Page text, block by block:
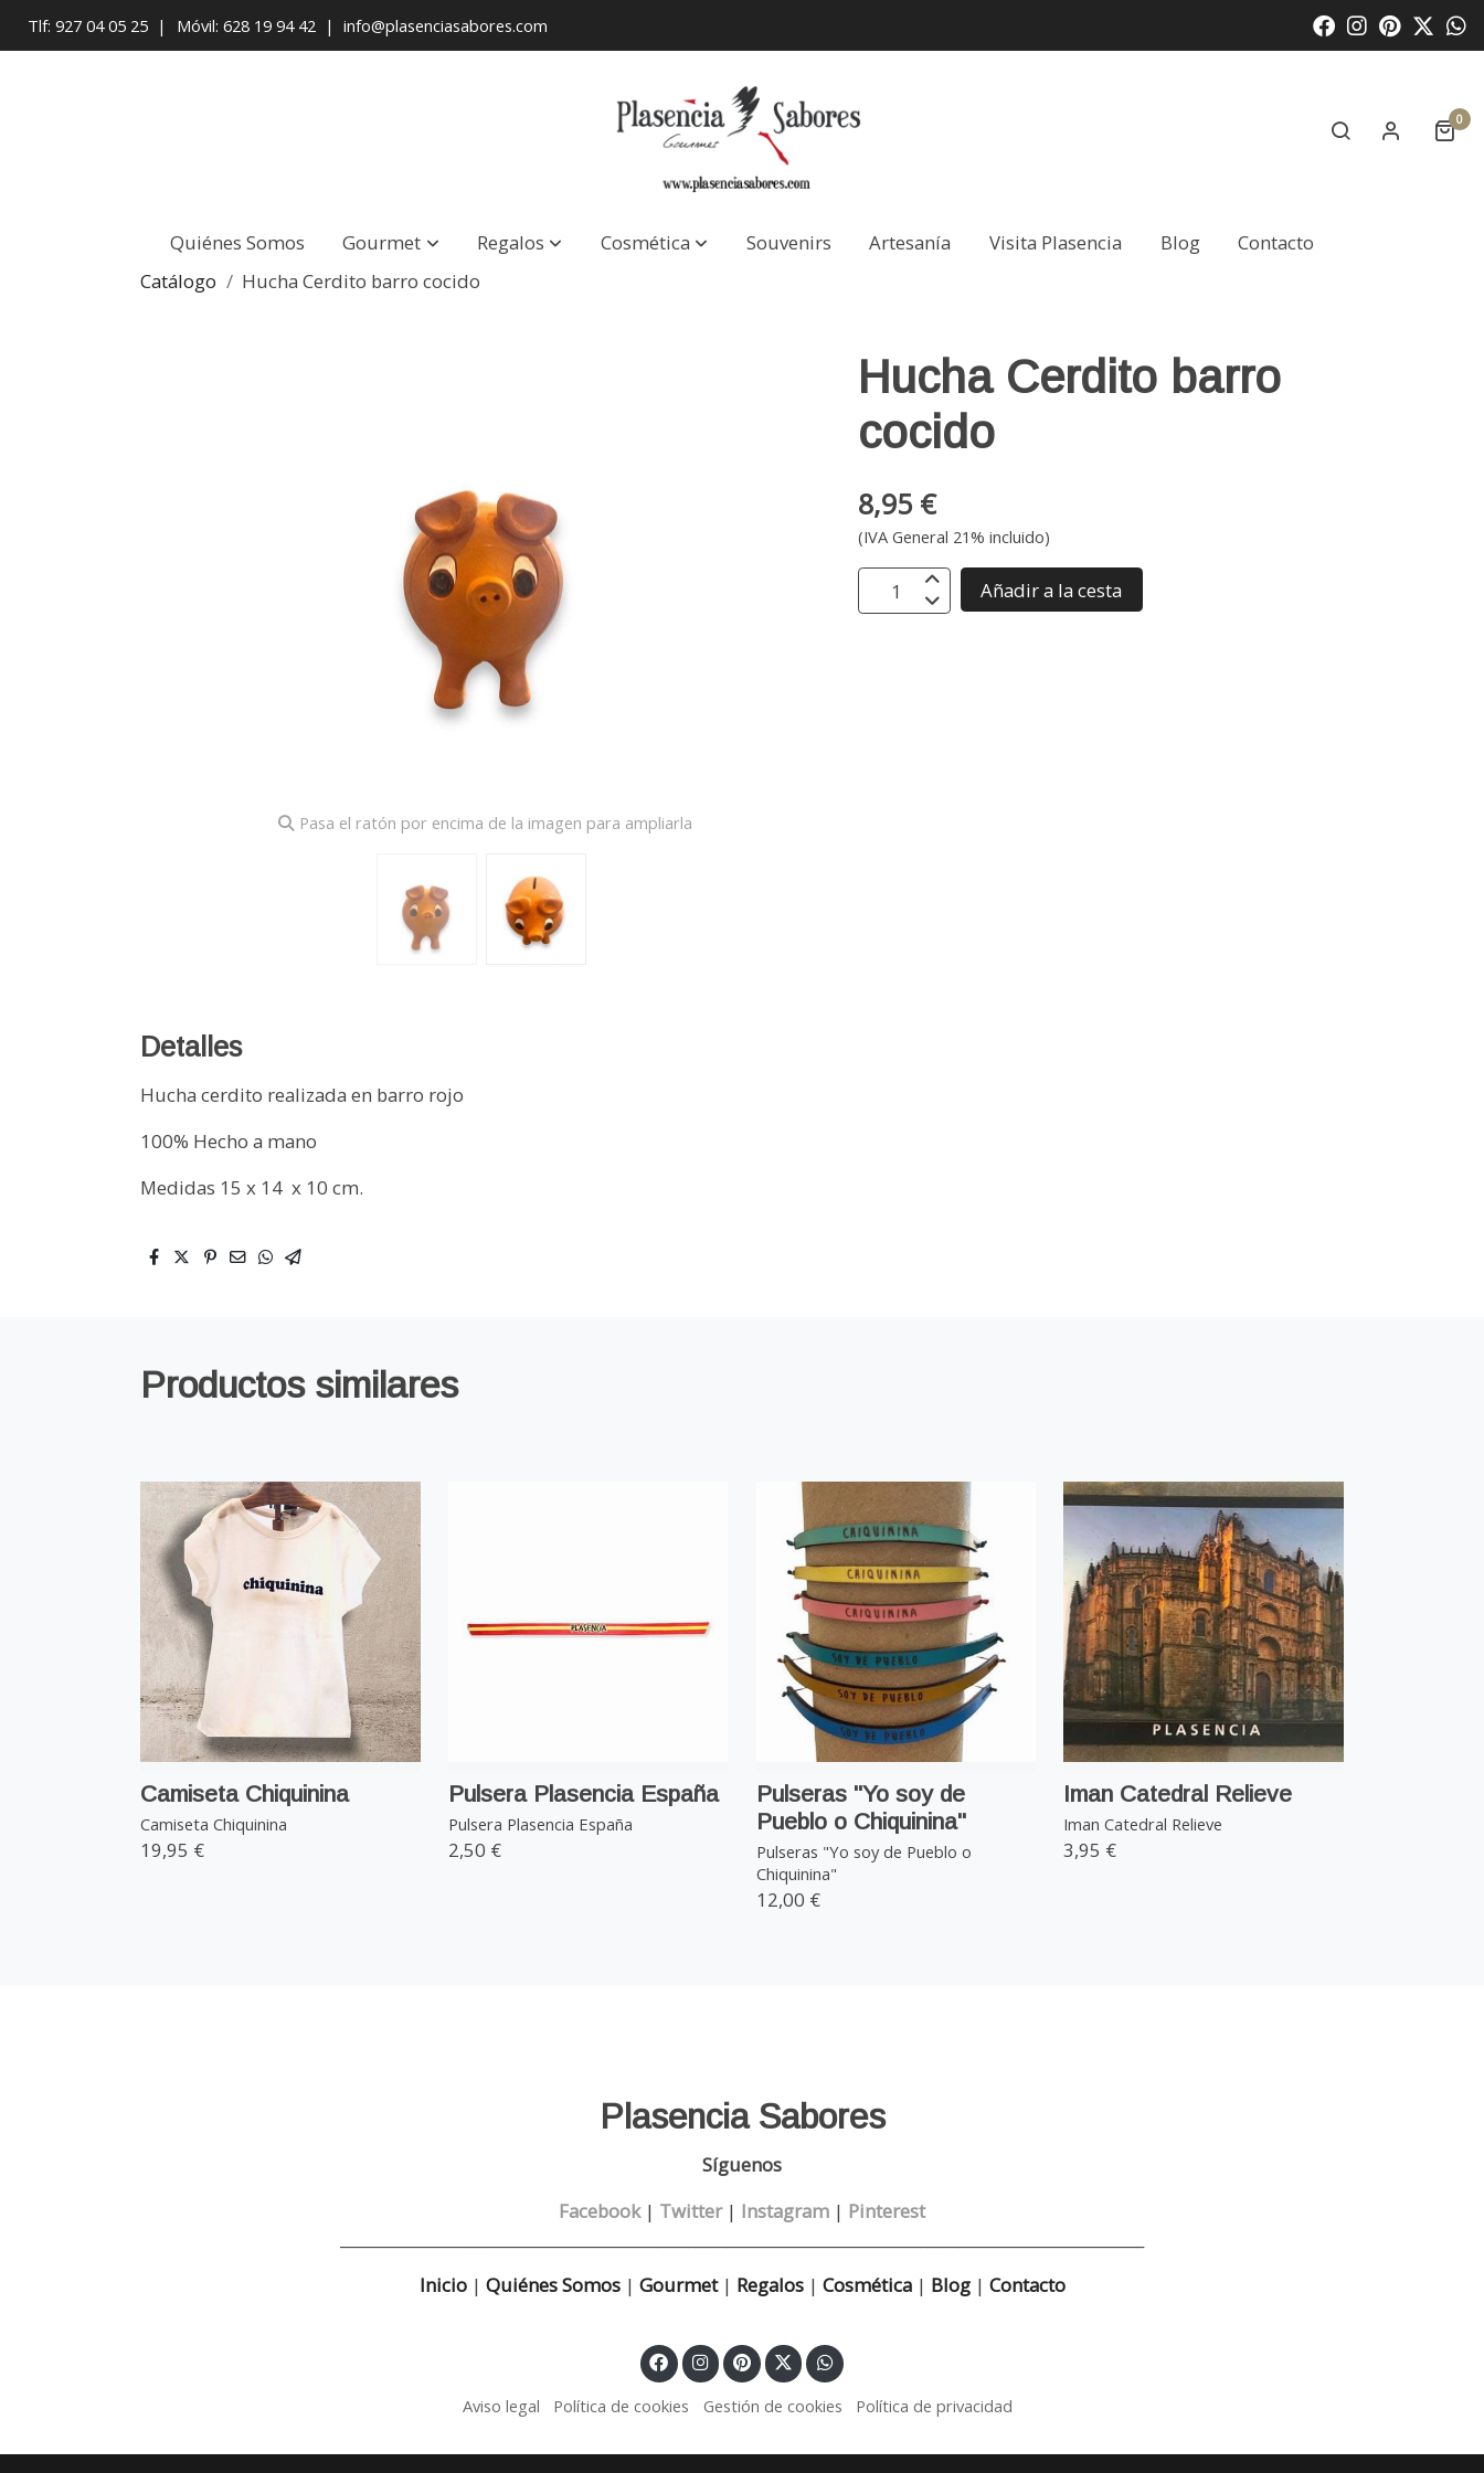
Tlf: 927 04 05 25 | Móvil: 628 19 94 42 | info@plasenciasabores.com
0
Quiénes Somos Gourmet Regalos Cosmética Souvenirs Artesanía Visita Plasencia Blog
Contacto
Catálogo
Hucha Cerdito barro cocido
Pasa el ratón por encima de la imagen para ampliarla
Detalles
Hucha cerdito realizada en barro rojo
100% Hecho a mano
Medidas 15 x 14 x 10 cm.
Hucha Cerdito barro
cocido
8,95 €
(IVA General 21% incluido)
Añadir a la cesta
Productos similares
Camiseta Chiquinina
Camiseta Chiquinina
19,95 €
Pulsera Plasencia España
Pulsera Plasencia España
2,50 €
Pulseras "Yo soy de
Pueblo o Chiquinina"
Pulseras "Yo soy de Pueblo o
Chiquinina"
12,00 €
Iman Catedral Relieve
Iman Catedral Relieve
3,95 €
Plasencia Sabores
Síguenos
Facebook| Twitter| Instagram | Pinterest
Inicio| Quiénes Somos| Gourmet | Regalos| Cosmética| Blog| Contacto
Aviso legal Política de cookies Gestión de cookies Política de privacidad